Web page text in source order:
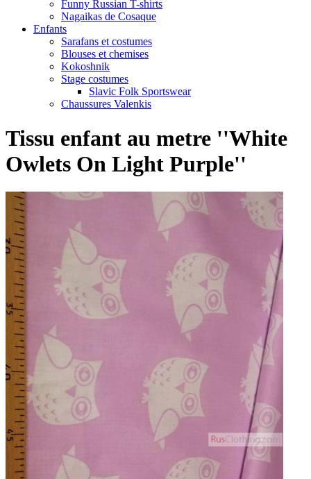
Funny Russian T-shirts
Nagaikas de Cosaque
Enfants
Sarafans et costumes
Blouses et chemises
Kokoshnik
Stage costumes
Slavic Folk Sportswear
Chaussures Valenkis
Tissu enfant au metre ''White
Owlets On Light Purple''